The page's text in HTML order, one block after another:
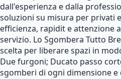
dall'esperienza e dalla
soluzioni su misura per privati
efficienza, rapidit e attenzione
servizio. Lo Sgombera Tutto
scelta per liberare spazi in
Due furgoni; Ducato passo
sgomberi di ogni dimensione e